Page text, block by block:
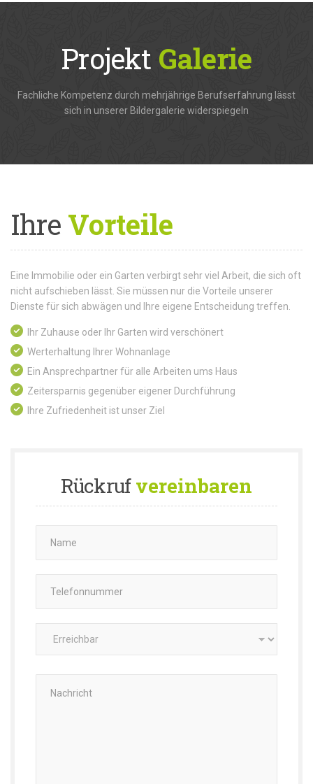
Projekt Galerie
Fachliche Kompetenz durch mehrjährige Berufserfahrung lässt
sich in unserer Bildergalerie widerspiegeln
IhreVorteile
Eine Immobilie oder ein Garten verbirgt sehr viel Arbeit, die sich oft
nicht aufschieben lässt. Sie müssen nur die Vorteile unserer
Dienste für sich abwägen und Ihre eigene Entscheidung treffen.
Ihr Zuhause oder Ihr Garten wird verschönert
Werterhaltung Ihrer Wohnanlage
Ein Ansprechpartner für alle Arbeiten ums Haus
Zeitersparnis gegenüber eigener Durchführung
Ihre Zufriedenheit ist unser Ziel
Rückrufvereinbaren